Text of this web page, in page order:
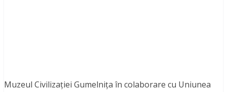
Muzeul Civilizației Gumelnița în colaborare cu Uniunea